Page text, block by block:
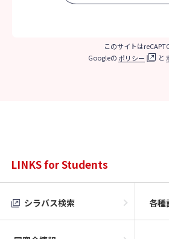
このサイトは
Googleの ポリシー と
LINKS for Students
シラバス検索 各種